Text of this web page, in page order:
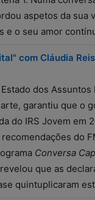
aspetos da sua
e o seu amor
com Cláudia
dos Assuntos
garantiu que o
do IRS Jovem em
do
Conversa
que as
quintuplicaram